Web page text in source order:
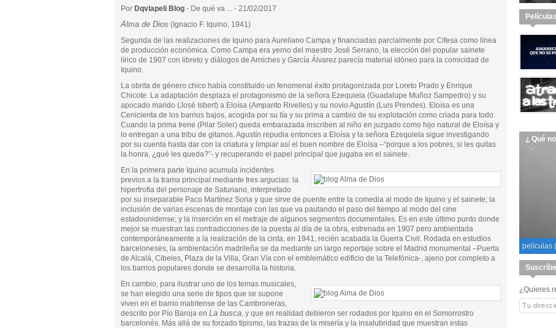
Por Dqvlapeli Blog - De qué va ... - 21/02/2017
Alma de Dios (Ignacio F. Iquino, 1941)
Segunda de las realizaciones de Iquino para Aureliano Campa y financiadas parcialmente por Cifesa como línea
de producción económica. Como Campa era yerno del maestro José Serrano, la elección del popular sainete
lírico de 1907 con libreto y diálogos de Arniches y García Álvarez parecía material idóneo para la comicidad de
Iquino.
La obrita de género chico había constituido un fenomenal éxito protagonizada por Loreto Prado y Enrique
Chicote. La adaptación desplaza el protagonismo de la señora Ezequiela (Guadalupe Muñoz Sampedro) y su
apocado marido (José Isbert) a Eloísa (Amparito Rivelles) y su novio Agustín (Luis Prendes). Eloísa es una
Cenicienta de los barrios bajos, acogida por su tía y su prima a cambio de su explotación como criada para todo.
Cuando la prima Irene (Pilar Soler) queda embarazada inscriben al niño en juzgado como hijo natural de Eloísa y
lo entregan a una tribu de gitanos. Agustín repudia entonces a Eloísa y la señora Ezequiela sigue investigando
por su cuenta hasta dar con la criatura y limpiar así el buen nombre de Eloísa –“porque a los pobres, si les quitas
la honra, ¿qué les queda?”- y recuperando el papel principal que jugaba en el sainete.
En la primera parte Iquino acumula incidentes
previos a la trama principal mediante tres argucias: la
hipertrofia del personaje de Saturiano, interpretado
por su inseparable Paco Martínez Soria y que sirve de puente entre la comedia al modo de Iquino y el sainete; la
inclusión de varias escenas de montaje con las que va pautando el paso del tiempo al modo del cine
estadounidense; y la inserción en el metraje de algunos segmentos documentales. Es en este último punto donde
mejor se muestran las contradicciones de la puesta al día de la obra, estrenada en 1907 pero ambientada
contemporáneamente a la realización de la cinta, en 1941, recién acabada la Guerra Civil. Rodada en estudios
barceloneses, la ambientación madrileña se da mediante un largo reportaje sobre el Madrid monumental –Puerta
de Alcalá, Cibeles, Plaza de la Villa, Gran Vía con el emblemático edificio de la Telefónica-, ajeno por completo a
los barrios populares donde se desarrolla la historia.
En cambio, para ilustrar uno de los temas musicales,
se han elegido una serie de tipos que se supone
viven en el barrio matritense de las Cambroneras,
descrito por Pío Baroja en La busca, y que en realidad debieron ser rodados por Iquino en el Somorrostro
barcelonés. Más allá de su forzado tipismo, las trazas de la misería y la insalubridad que muestran estas
¿ Qué
películas
¿Quieres